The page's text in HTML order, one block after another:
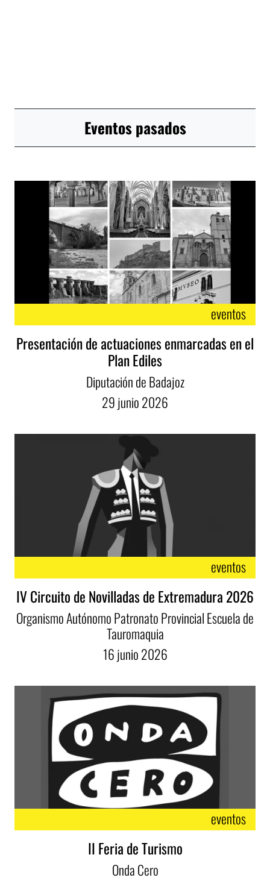
Eventos pasados
eventos
Presentación de actuaciones enmarcadas en el
Plan Ediles
Diputación de Badajoz
29junio2026
eventos
IV Circuito de Novilladas de Extremadura 2026
Organismo Autónomo Patronato Provincial Escuela de
Tauromaquia
16junio2026
eventos
II Feria de Turismo
Onda Cero